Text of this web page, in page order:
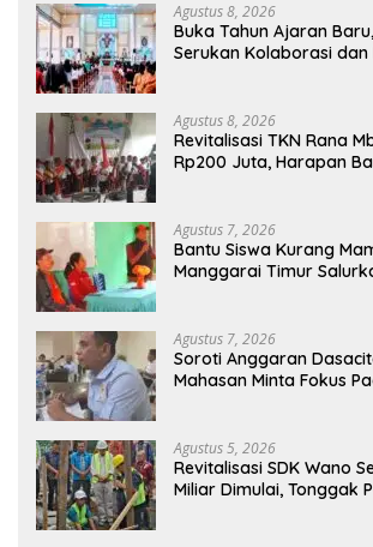
Agustus 8, 2026
Buka Tahun Ajaran
Serukan Kolaborasi dan
Agustus 8, 2026
Revitalisasi TKN Rana
Rp200 Juta, Harapan
Agustus 7, 2026
Bantu Siswa Kurang
Manggarai Timur
Agustus 7, 2026
Soroti Anggaran
Mahasan Minta Fokus
Agustus 5, 2026
Revitalisasi SDK Wano
Miliar Dimulai, Tonggak